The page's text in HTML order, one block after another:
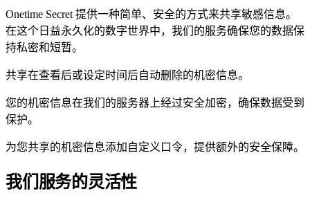
Onetime Secret 提供一种简单、安全的方式来共享敏感信息。
在这个日益永久化的数字世界中，我们的服务确保您的数据保
持私密和短暂。
共享在查看后或设定时间后自动删除的机密信息。
您的机密信息在我们的服务器上经过安全加密，确保数据受到
保护。
为您共享的机密信息添加自定义口令，提供额外的安全保障。
我们服务的灵活性